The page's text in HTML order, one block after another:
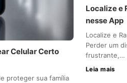
Celular Certo
proteger sua família
Localize e
nesse App
Localize e
Perder um
frustrante,…
Leia mais